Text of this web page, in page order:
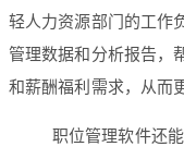
轻人力资源部门的工作
管理数据和分析报告，
和薪酬福利需求，从而
职位管理软件还